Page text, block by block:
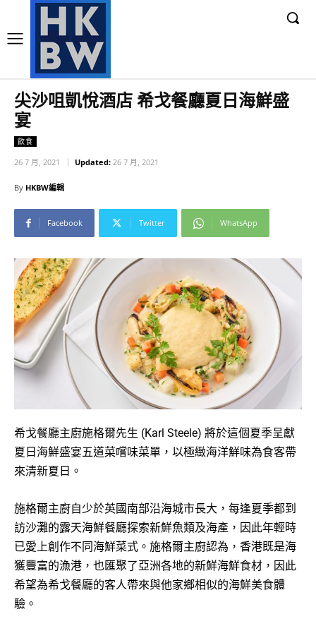
尖沙咀凱悅酒店 希戈餐廳夏日海鮮盛
宴
飲食
26 7 月, 2021 Updated: 26 7 月, 2021
By HKBW編輯
Facebook Twitter WhatsApp
希戈餐廳主廚施格爾先生 (Karl Steele) 將於這個夏季呈獻
夏日海鮮盛宴五道菜嚐味菜單，以極緻海洋鮮味為食客帶
來清新夏日。
施格爾主廚自少於英國南部沿海城市長大，每逢夏季都到
訪沙灘的露天海鮮餐廳探索新鮮魚類及海產，因此年輕時
已愛上創作不同海鮮菜式。施格爾主廚認為，香港既是海
獲豐富的漁港，也匯聚了亞洲各地的新鮮海鮮食材，因此
希望為希戈餐廳的客人帶來與他家鄉相似的海鮮美食體
驗。